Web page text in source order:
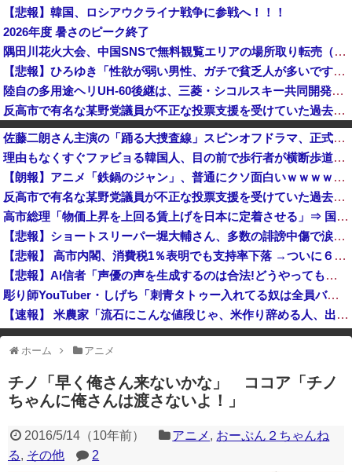
【悲報】韓国、ロシアウクライナ戦争に参戦へ！！！
2026年度 暑さのピーク終了
隅田川花火大会、中国SNSで無料観覧エリアの場所取り転売（1席約3500円～）が横行 警告も無視警備員「ビニールシートは、人様の所有物。警告以上...
【悲報】ひろゆき「性欲が弱い男性、ガチで貧乏人が多いです。なぜなら…」
陸自の多用途ヘリUH-60後継は、三菱・シコルスキー共同開発に？！
反高市で有名な某野党議員が不正な投票支援を受けていた過去が発掘、「説明責任があるのでは？」と揶揄されており……
【祝】小坪慎也市議と添田詩織市議、結婚＆第一子誕生を発表 → ｗｗｗｗｗｗｗｗｗｗｗｗ
【悲報】スマホゲーム、ガチで逝く・・・・・・・・
【速報】新電力Looop「19-21時電力無料の実証開始」みんなこれにするじゃん、電力会社の勢力図が変わるか
【今はやってない】審判への性接待疑惑、大韓サッカー協会が声明「現在は一切発生していない」「世界中のサッカー界関係者の皆さんにお詫び」
佐藤二朗さん主演の「踊る大捜査線」スピンオフドラマ、正式に中止との報道
理由もなくすぐファビョる韓国人、目の前で歩行者が横断歩道を渡ったというだけで車でハネる
【朗報】アニメ「鉄鍋のジャン」、普通にクソ面白いｗｗｗｗｗｗｗｗｗｗｗ
反高市で有名な某野党議員が不正な投票支援を受けていた過去が発掘、「説明責任があるのでは？」と揶揄されており……
高市総理「物価上昇を上回る賃上げを日本に定着させる」⇒ 国家公務員月給3.51％増へ
【悲報】ショートスリーパー堀大輔さん、多数の誹謗中傷で涙が止まらなくなってしまう動画がネットで話題に → ………
【悲報】 高市内閣、消費税1％表明でも支持率下落 →ついに６割割れ
【悲報】AI信者「声優の声を生成するのは合法!どうやっても止められない！ｷｬｷｬ」法務省「普通に権利侵害っす」
彫り師YouTuber・しげち「刺青タトゥー入れてる奴は全員バカです」「すごい民度低い」「5000円好きなんすよ、バカって」
【速報】 米農家「流石にこんな値段じゃ、米作り辞める人、出るんじゃないかなあ？？」
国連事務総長「日本よ、国連にお金がない。このままでは国連が完全崩壊する。助けろ」
一部のコンテンツが表示されなくなったり、サイト全体のレイアウトが崩れ
たりする場合があります。
ホーム アニメ
チノ「早く俺さん来ないかな」 ココア「チノ
ちゃんに俺さんは渡さないよ！」
2016/5/14（10年前） アニメ , おーぷん２ちゃんね
る, その他 2